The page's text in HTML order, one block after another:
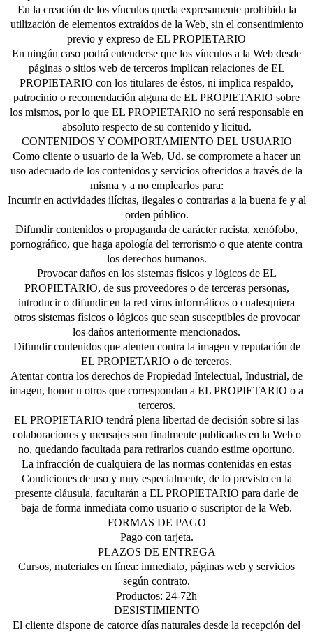
En la creación de los vínculos queda expresamente prohibida la
utilización de elementos extraídos de la Web, sin el consentimiento
previo y expreso de EL PROPIETARIO
En ningún caso podrá entenderse que los vínculos a la Web desde
páginas o sitios web de terceros implican relaciones de EL
PROPIETARIO con los titulares de éstos, ni implica respaldo,
patrocinio o recomendación alguna de EL PROPIETARIO sobre
los mismos, por lo que EL PROPIETARIO no será responsable en
absoluto respecto de su contenido y licitud.
CONTENIDOS Y COMPORTAMIENTO DEL USUARIO
Como cliente o usuario de la Web, Ud. se compromete a hacer un
uso adecuado de los contenidos y servicios ofrecidos a través de la
misma y a no emplearlos para:
Incurrir en actividades ilícitas, ilegales o contrarias a la buena fe y al
orden público.
Difundir contenidos o propaganda de carácter racista, xenófobo,
pornográfico, que haga apología del terrorismo o que atente contra
los derechos humanos.
Provocar daños en los sistemas físicos y lógicos de EL
PROPIETARIO, de sus proveedores o de terceras personas,
introducir o difundir en la red virus informáticos o cualesquiera
otros sistemas físicos o lógicos que sean susceptibles de provocar
los daños anteriormente mencionados.
Difundir contenidos que atenten contra la imagen y reputación de
EL PROPIETARIO o de terceros.
Atentar contra los derechos de Propiedad Intelectual, Industrial, de
imagen, honor u otros que correspondan a EL PROPIETARIO o a
terceros.
EL PROPIETARIO tendrá plena libertad de decisión sobre si las
colaboraciones y mensajes son finalmente publicadas en la Web o
no, quedando facultada para retirarlos cuando estime oportuno.
La infracción de cualquiera de las normas contenidas en estas
Condiciones de uso y muy especialmente, de lo previsto en la
presente cláusula, facultarán a EL PROPIETARIO para darle de
baja de forma inmediata como usuario o suscriptor de la Web.
FORMAS DE PAGO
Pago con tarjeta.
PLAZOS DE ENTREGA
Cursos, materiales en línea: inmediato, páginas web y servicios
según contrato.
Productos: 24-72h
DESISTIMIENTO
El cliente dispone de catorce días naturales desde la recepción del